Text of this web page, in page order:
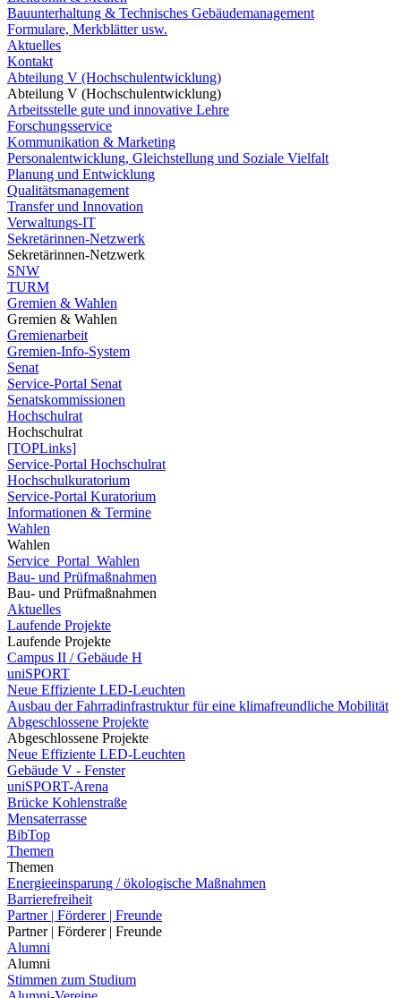
Bauunterhaltung & Technisches Gebäudemanagement
Formulare, Merkblätter usw.
Aktuelles
Kontakt
Abteilung V (Hochschulentwicklung)
Abteilung V (Hochschulentwicklung)
Arbeitsstelle gute und innovative Lehre
Forschungsservice
Kommunikation & Marketing
Personalentwicklung, Gleichstellung und Soziale Vielfalt
Planung und Entwicklung
Qualitätsmanagement
Transfer und Innovation
Verwaltungs-IT
Sekretärinnen-Netzwerk
Sekretärinnen-Netzwerk
SNW
TURM
Gremien & Wahlen
Gremien & Wahlen
Gremienarbeit
Gremien-Info-System
Senat
Service-Portal Senat
Senatskommissionen
Hochschulrat
Hochschulrat
[TOPLinks]
Service-Portal Hochschulrat
Hochschulkuratorium
Service-Portal Kuratorium
Informationen & Termine
Wahlen
Wahlen
Service_Portal_Wahlen
Bau- und Prüfmaßnahmen
Bau- und Prüfmaßnahmen
Aktuelles
Laufende Projekte
Laufende Projekte
Campus II / Gebäude H
uniSPORT
Neue Effiziente LED-Leuchten
Ausbau der Fahrradinfrastruktur für eine klimafreundliche Mobilität
Abgeschlossene Projekte
Abgeschlossene Projekte
Neue Effiziente LED-Leuchten
Gebäude V - Fenster
uniSPORT-Arena
Brücke Kohlenstraße
Mensaterrasse
BibTop
Themen
Themen
Energieeinsparung / ökologische Maßnahmen
Barrierefreiheit
Partner | Förderer | Freunde
Partner | Förderer | Freunde
Alumni
Alumni
Stimmen zum Studium